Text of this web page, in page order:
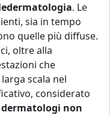
. Le
sia in tempo
quelle più diffuse.
oltre alla
che
scala nel
considerato
dermatologi non